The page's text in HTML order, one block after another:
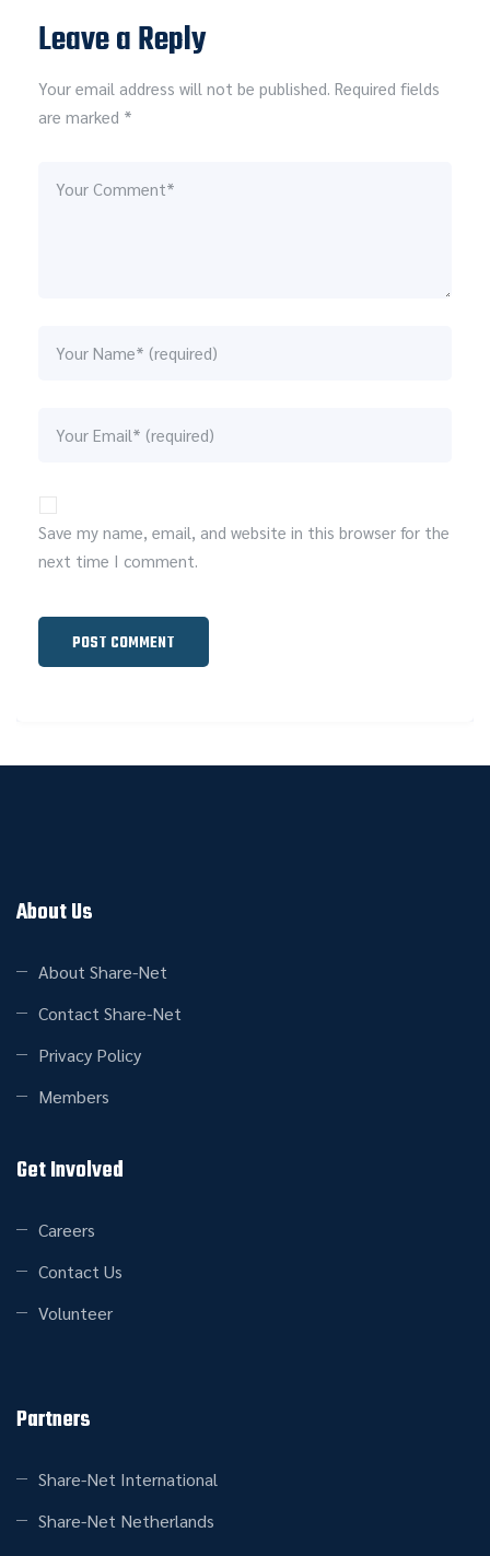
Leave a Reply
Your email address will not be published. Required fields
are marked *
Save my name, email, and website in this browser for the
next time I comment.
About Us
About Share-Net
Contact Share-Net
Privacy Policy
Members
Get Involved
Careers
Contact Us
Volunteer
Partners
Share-Net International
Share-Net Netherlands